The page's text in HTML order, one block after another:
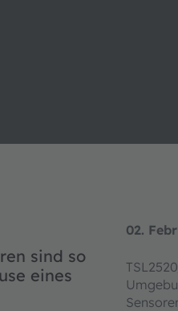
02.
sind so
eines